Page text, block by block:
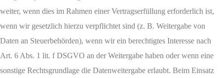
weiter, wenn dies im Rahmen einer Vertragserfüllung erforderlich ist,
wenn wir gesetzlich hierzu verpflichtet sind (z. B. Weitergabe von
Daten an Steuerbehörden), wenn wir ein berechtigtes Interesse nach
Art. 6 Abs. 1 lit. f DSGVO an der Weitergabe haben oder wenn eine
sonstige Rechtsgrundlage die Datenweitergabe erlaubt. Beim Einsatz